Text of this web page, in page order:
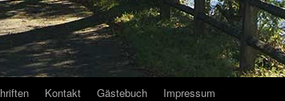
Kontakt Gästebuch Impressum